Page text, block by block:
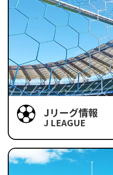
Jリーグ情報
J LEAGUE